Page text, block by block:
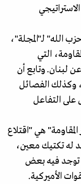
الله" لـ"المجلة"،
التي
لبنان. وتابع أن
وكذلك الفصائل
التفاعل
هي "اقتلاع
له تكتيك معين،
توجد فيه بعض
الأميركية.